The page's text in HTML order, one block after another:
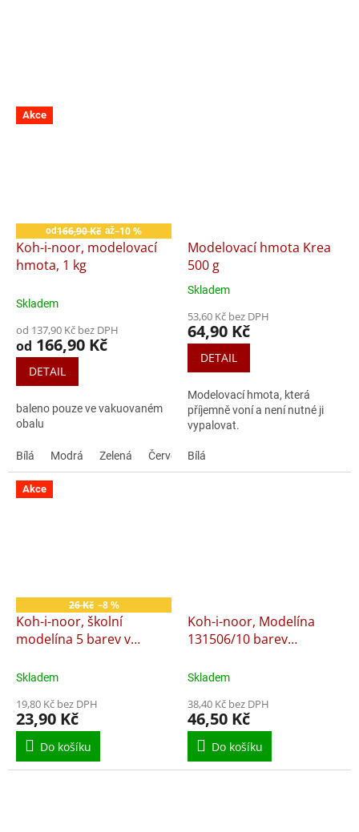
Akce
od166,90 Kč až–10 %
Koh-i-noor, modelovací
hmota, 1 kg
Skladem
od 137,90 Kč bez DPH
od 166,90 Kč
DETAIL
baleno pouze ve vakuovaném
obalu
Bílá Modrá Zelená Červená
Modelovací hmota Krea
500 g
Průměrné
produktu
je
4,7
hvězdiček.
Skladem
53,60 Kč bez DPH
64,90 Kč
DETAIL
Modelovací hmota, která
příjemně voní a není nutné ji
vypalovat.
Bílá
Akce
26 Kč –8 %
Koh-i-noor, školní
modelína 5 barev v
Skladem
19,80 Kč bez DPH
23,90 Kč
Do košíku
Koh-i-noor, Modelína
131506/10 barev
Skladem
38,40 Kč bez DPH
46,50 Kč
Do košíku